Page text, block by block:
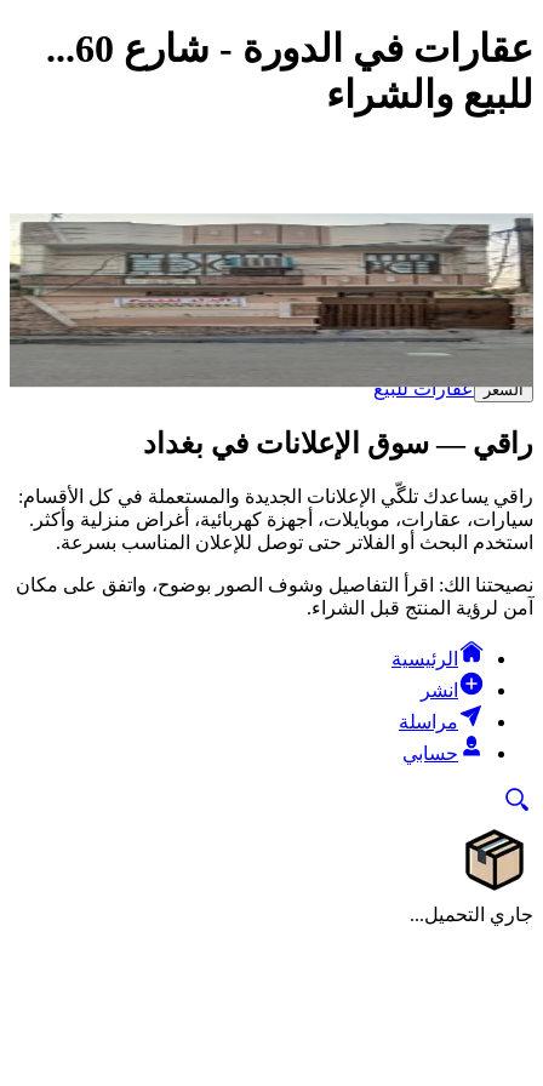
عقارات في الدورة - شارع 60...
للبيع والشراء
1 اعلان في هذه المنطقة
قبل ٢٨ أيام
بالاتفاق
دار للبيع مساحة 50 واقع حال 55 ركن على شارعين عنوان البيت
عقارات
السعر عقارات للبيع
راقي — سوق الإعلانات في بغداد
راقي يساعدك تلگّي الإعلانات الجديدة والمستعملة في كل الأقسام:
سيارات، عقارات، موبايلات، أجهزة كهربائية، أغراض منزلية وأكثر.
استخدم البحث أو الفلاتر حتى توصل للإعلان المناسب بسرعة.
نصيحتنا الك: اقرأ التفاصيل وشوف الصور بوضوح، واتفق على مكان
آمن لرؤية المنتج قبل الشراء.
الرئيسية
انشر
مراسلة
حسابي
جاري التحميل...